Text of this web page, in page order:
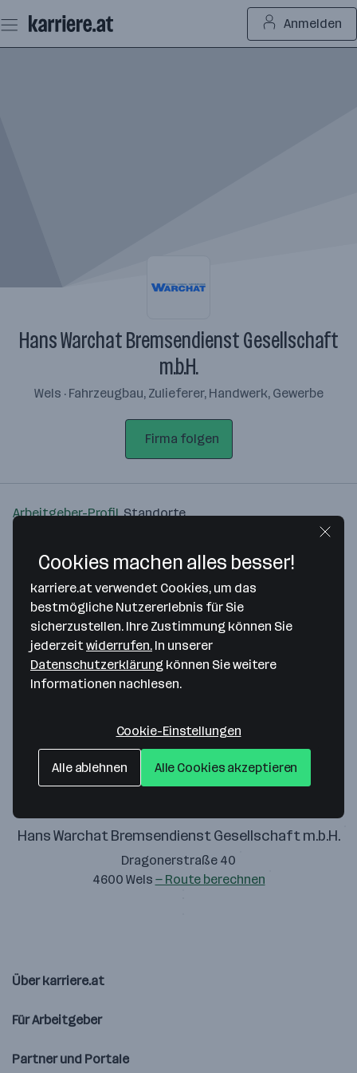
Seiteninhalt
springen
Anmelden
Hans Warchat Bremsendienst Gesellschaft
m.b.H.
Wels · Fahrzeugbau, Zulieferer, Handwerk, Gewerbe
Firma folgen
Arbeitgeber-ProfilStandorte
Bitte stimme unseren Cookie-
Richtlinien zu, um diese Karte
anzuzeigen.
Hans Warchat Bremsendienst Gesellschaft m.b.H.
Dragonerstraße 40
4600 Wels — Route berechnen
Über karriere.at
Für Arbeitgeber
Partner und Portale
Cookies machen alles besser!
karriere.at verwendet Cookies, um das
bestmögliche Nutzererlebnis für Sie
sicherzustellen. Ihre Zustimmung können Sie
jederzeit widerrufen. In unserer
Datenschutzerklärung können Sie weitere
Informationen nachlesen.
Cookie-Einstellungen
Alle ablehnen Alle Cookies akzeptieren